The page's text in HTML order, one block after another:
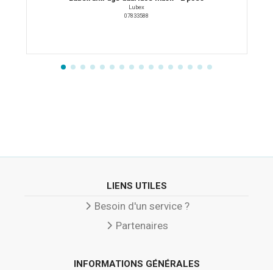
Lubex
07833588
LIENS UTILES
Besoin d'un service ?
Partenaires
INFORMATIONS GÉNÉRALES